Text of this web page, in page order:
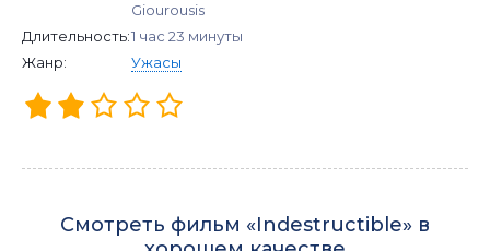
Giourousis
Длительность:1 час 23 минуты
Жанр:
Ужасы
Смотреть фильм «Indestructible» в